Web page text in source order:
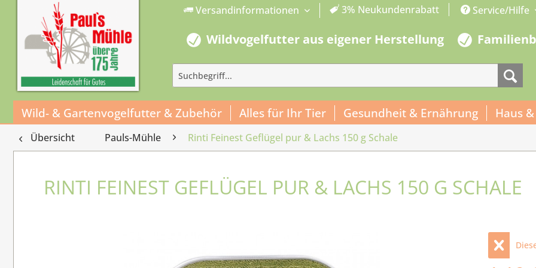
Versandinformationen 3% Neukundenrabatt Service/Hilfe
Wildvogelfutter aus eigener Herstellung
Wild- & Gartenvogelfutter & Zubehör Alles für Ihr Tier Gesundheit & Ernährung Haus
Übersicht Pauls-Mühle Rinti Feinest Geflügel pur & Lachs 150 g Schale
RINTI FEINEST GEFLÜGEL PUR & LACHS 150 G SCHALE